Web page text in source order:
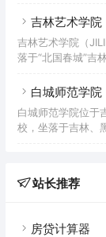
体转型试点院校。
吉林艺术学院
吉林艺术学院（
落于“北国春城”吉
高校A类、是教育
色专业建设高校。
白城师范学院
白城师范学院位于
校，坐落于吉林、
教育部本科教学工
站长推荐
房贷计算器